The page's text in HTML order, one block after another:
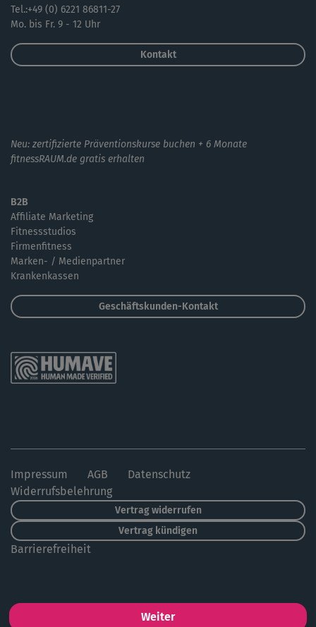
Weiter
Tel.:+49 (0) 6221 86811-27
Mo. bis Fr. 9 - 12 Uhr
Kontakt
Neu: zertifizierte Präventionskurse buchen + 6 Monate
fitnessRAUM.de gratis erhalten
B2B
Affiliate Marketing
Fitnessstudios
Firmenfitness
Marken- / Medienpartner
Krankenkassen
Geschäftskunden-Kontakt
Impressum AGB
Datenschutz
Widerrufsbelehrung
Vertrag widerrufen
Vertrag kündigen
Barrierefreiheit